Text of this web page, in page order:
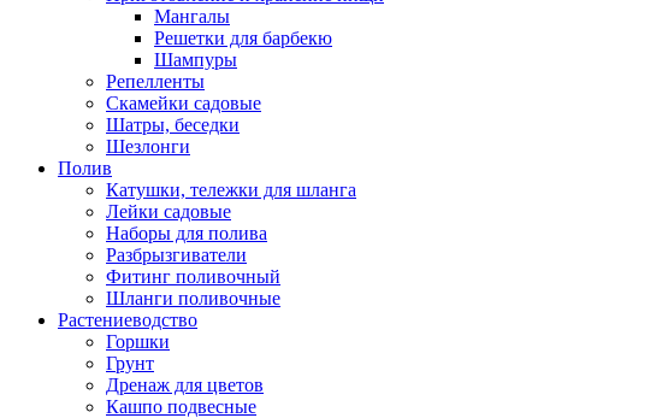
Мангалы
Решетки для барбекю
Шампуры
Репелленты
Скамейки садовые
Шатры, беседки
Шезлонги
Полив
Катушки, тележки для шланга
Лейки садовые
Наборы для полива
Разбрызгиватели
Фитинг поливочный
Шланги поливочные
Растениеводство
Горшки
Грунт
Дренаж для цветов
Кашпо подвесные